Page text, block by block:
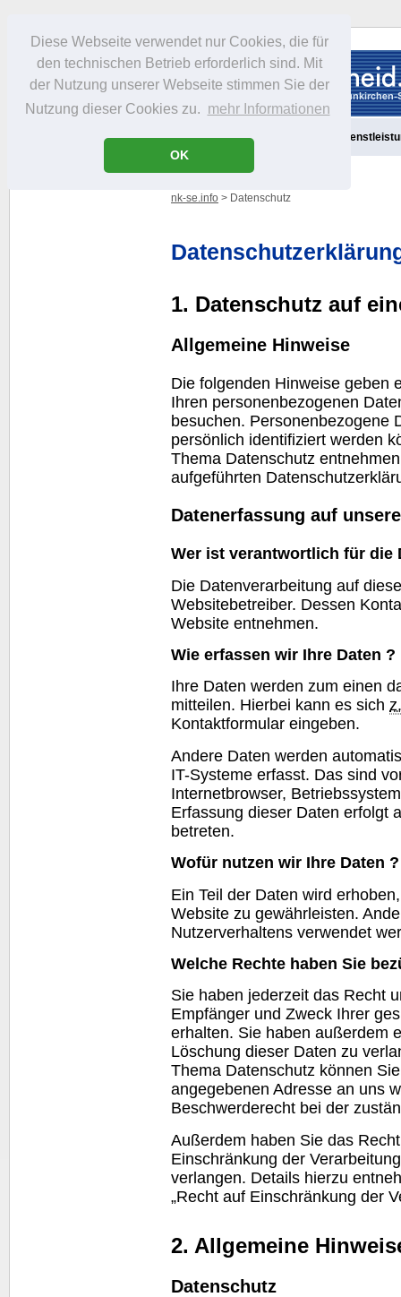
Diese Webseite verwendet nur Cookies, die für
den technischen Betrieb erforderlich sind. Mit
der Nutzung unserer Webseite stimmen Sie der
Nutzung dieser Cookies zu. mehr Informationen
OK
Portrait Freizeit Gastronomie
nk-se.info > Datenschutz
1. Datenschutz auf
Allgemeine Hinweise
Die folgenden Hinweise geben
Ihren personenbezogenen
besuchen. Personenbezogene
persönlich identifiziert werden
Thema Datenschutz
aufgeführten
Datenerfassung auf
Wer ist verantwortlich für die
Die Datenverarbeitung auf
Websitebetreiber. Dessen
Website entnehmen.
Wie erfassen wir Ihre Daten ?
Ihre Daten werden zum einen
mitteilen. Hierbei kann es sich
Kontaktformular eingeben.
Andere Daten werden
IT-Systeme erfasst. Das sind
Internetbrowser,
Erfassung dieser Daten erfolgt
betreten.
Wofür nutzen wir Ihre Daten ?
Ein Teil der Daten wird
Website zu gewährleisten.
Nutzerverhaltens verwendet
Welche Rechte haben Sie
Sie haben jederzeit das Recht
Empfänger und Zweck Ihrer
erhalten. Sie haben außerdem
Löschung dieser Daten zu
Thema Datenschutz können
angegebenen Adresse an uns
Beschwerderecht bei der
Außerdem haben Sie das
Einschränkung der
verlangen. Details hierzu
„Recht auf Einschränkung der
2. Allgemeine
Datenschutz